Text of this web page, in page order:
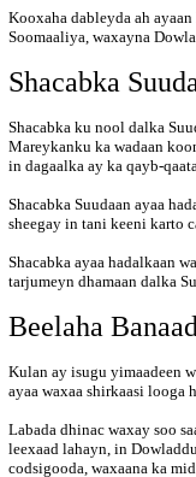
Kooxaha dableyda ah
Soomaaliya, waxayna
Shacabka
Shacabka ku nool dalka
Mareykanku ka wadaan
in dagaalka ay ka qayb-
Shacabka Suudaan ayaa
sheegay in tani keeni karto
Shacabka ayaa hadalkaan
tarjumeyn dhamaan dalka
Beelaha
Kulan ay isugu yimaadeen
ayaa waxaa shirkaasi looga
Labada dhinac waxay soo
leexaad lahayn, in
codsigooda, waxaana ka